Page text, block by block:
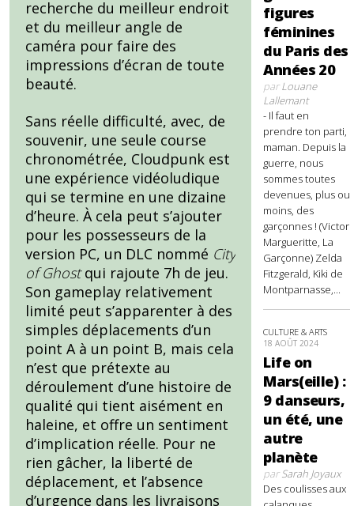
recherche du meilleur endroit
et du meilleur angle de
caméra pour faire des
impressions d’écran de toute
beauté.
Sans réelle difficulté, avec, de
souvenir, une seule course
chronométrée, Cloudpunk est
une expérience vidéoludique
qui se termine en une dizaine
d’heure. À cela peut s’ajouter
pour les possesseurs de la
version PC, un DLC nommé City
of Ghostqui rajoute 7h de jeu.
Son gameplay relativement
limité peut s’apparenter à des
simples déplacements d’un
point A à un point B, mais cela
n’est que prétexte au
déroulement d’une histoire de
qualité qui tient aisément en
haleine, et offre un sentiment
d’implication réelle. Pour ne
rien gâcher, la liberté de
déplacement, et l’absence
d’urgence dans les livraisons
figures
féminines
du Paris des
Années 20
parLouane
Lallemant
- Il faut en
prendre ton parti,
maman. Depuis la
guerre, nous
sommes toutes
devenues, plus ou
moins, des
garçonnes ! (Victor
Margueritte, La
Garçonne) Zelda
Fitzgerald, Kiki de
Montparnasse,...
CULTURE & ARTS
18 AOÛT 2024
Life on
Mars(eille) :
9 danseurs,
un été, une
autre
planète
parSarah Joyaux
Des coulisses aux